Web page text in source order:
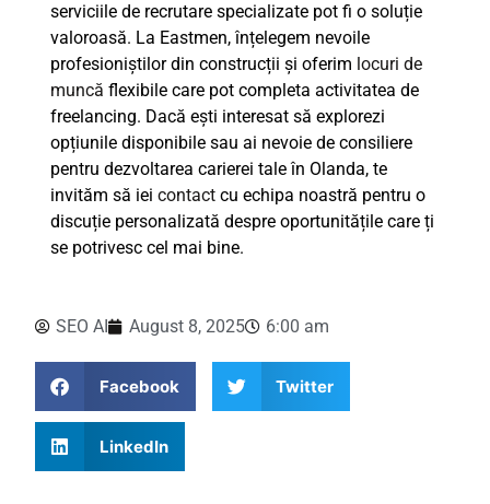
serviciile de recrutare specializate pot fi o soluție
valoroasă. La Eastmen, înțelegem nevoile
profesioniștilor din construcții și oferim locuri de
muncă flexibile care pot completa activitatea de
freelancing. Dacă ești interesat să explorezi
opțiunile disponibile sau ai nevoie de consiliere
pentru dezvoltarea carierei tale în Olanda, te
invităm să iei contact cu echipa noastră pentru o
discuție personalizată despre oportunitățile care ți
se potrivesc cel mai bine.
SEO AI August 8, 2025 6:00 am
Facebook Twitter
LinkedIn